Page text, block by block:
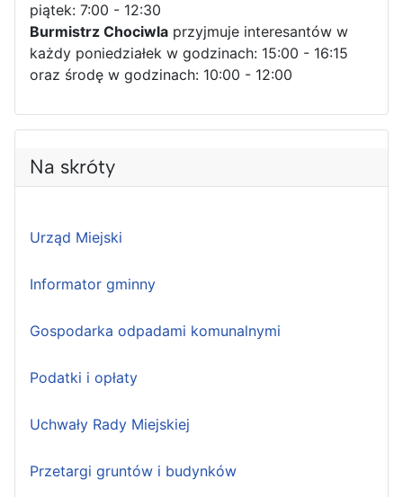
piątek: 7:00 - 12:30
Burmistrz Chociwla przyjmuje interesantów w
każdy poniedziałek w godzinach: 15:00 - 16:15
oraz środę w godzinach: 10:00 - 12:00
Na skróty
Urząd Miejski
Informator gminny
Gospodarka odpadami komunalnymi
Podatki i opłaty
Uchwały Rady Miejskiej
Przetargi gruntów i budynków